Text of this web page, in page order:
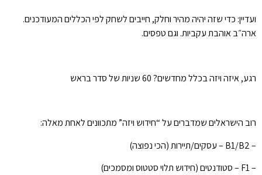
ועדיין: כדי שזה יהיה מהיר וחלק, חייבים לשחק לפי הכללים המעודכנים.
ארה״ב אוהבת עקביות. וגם טפסים.
רגע, איזה ויזה בכלל מחדשים? 60 שניות של סדר בראש
רוב הישראלים שמדברים על “חידוש ויזה” מתכוונים לאחת מאלה:
– B1/B2 – עסקים/תיירות (הכי נפוצה)
– F1 – סטודנטים (חידוש תלוי סטטוס ומסמכים)